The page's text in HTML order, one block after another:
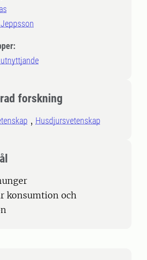
forskning
Husdjursvetenskap
konsumtion och